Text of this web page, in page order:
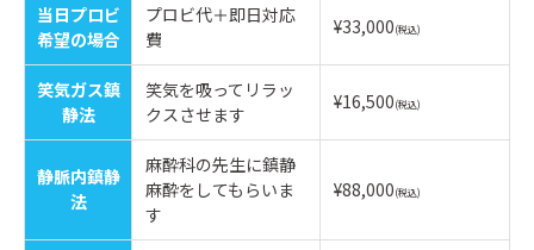
当日プロビ
希望の場合
プロビ代＋即日対応
費
¥33,000(税込)
笑気ガス鎮
静法
笑気を吸ってリラッ
クスさせます
¥16,500(税込)
静脈内鎮静
法
麻酔科の先生に鎮静
麻酔をしてもらいま
す
¥88,000(税込)